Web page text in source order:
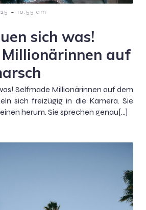
- 10:55 am
sich was!
auf
Selfmade Millionärinnen auf dem
sich freizügig in die Kamera. Sie
herum. Sie sprechen genau[…]